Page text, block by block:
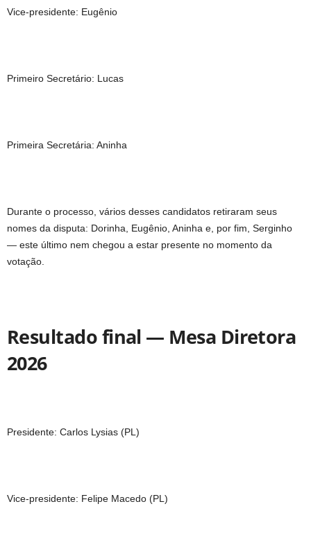
Vice-presidente: Eugênio
Primeiro Secretário: Lucas
Primeira Secretária: Aninha
Durante o processo, vários desses candidatos retiraram seus
nomes da disputa: Dorinha, Eugênio, Aninha e, por fim, Serginho
— este último nem chegou a estar presente no momento da
votação.
Resultado final — Mesa Diretora
2026
Presidente: Carlos Lysias (PL)
Vice-presidente: Felipe Macedo (PL)